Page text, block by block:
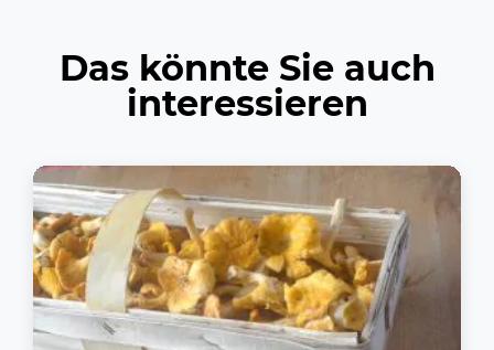
Das könnte Sie auch
interessieren